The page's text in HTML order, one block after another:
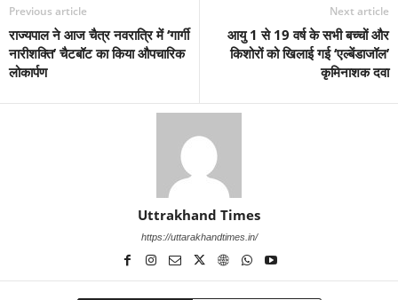
Previous article
राज्यपाल ने आज चैत्र नवरात्रि में ‘गार्गी
नारीशक्ति’ चैटबॉट का किया औपचारिक
लोकार्पण
Next article
आयु 1 से 19 वर्ष के सभी बच्चों और
किशोरों को खिलाई गई ‘एल्बेंडाजॉल’
कृमिनाशक दवा
Uttrakhand Times
https://uttarakhandtimes.in/